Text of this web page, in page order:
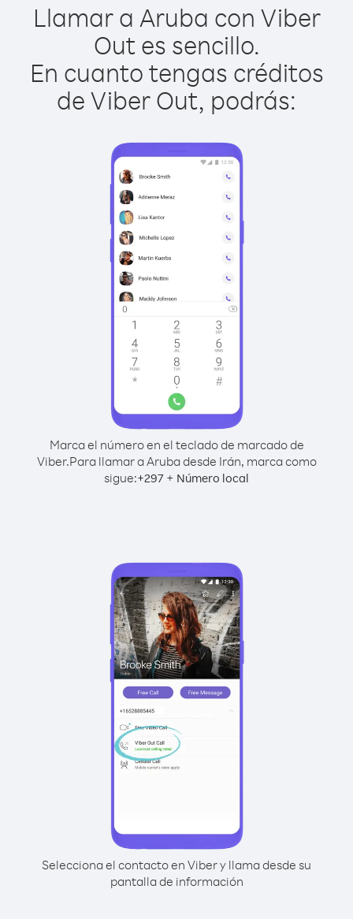
Llamar a Aruba con Viber
Out es sencillo.
En cuanto tengas créditos
de Viber Out, podrás:
Marca el número en el teclado de marcado de
Viber.Para llamar a Aruba desde Irán, marca como
sigue:+297 + Número local
Selecciona el contacto en Viber y llama desde su
pantalla de información